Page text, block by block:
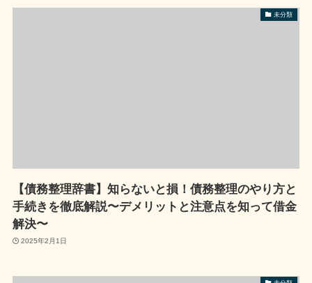
未分類
【債務整理辞書】知らないと損！債務整理のやり方と
手続きを徹底解説〜デメリットと注意点を知って借金
解決〜
2025年2月1日